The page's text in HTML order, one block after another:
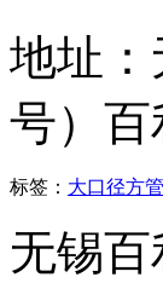
地址
号）
标签： 大口径方管
无锡